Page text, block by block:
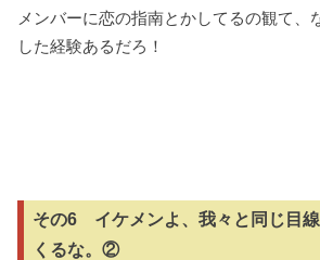
メンバーに恋の指南とかしてるの観て、
した経験あるだろ！
その6 イケメンよ、我々と同じ目
くるな。②